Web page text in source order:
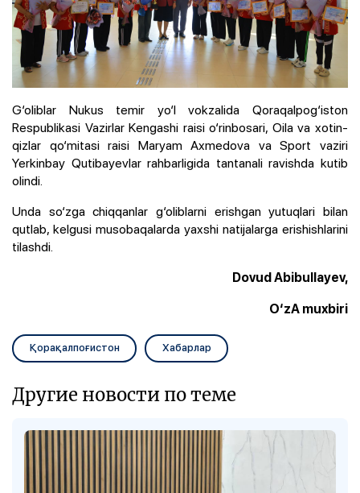
G‘oliblar Nukus temir yo‘l vokzalida Qoraqalpog‘iston
Respublikasi Vazirlar Kengashi raisi o‘rinbosari, Oila va xotin-
qizlar qo‘mitasi raisi Maryam Axmedova va Sport vaziri
Yerkinbay Qutibayevlar rahbarligida tantanali ravishda kutib
olindi.
Unda so‘zga chiqqanlar g‘oliblarni erishgan yutuqlari bilan
qutlab, kelgusi musobaqalarda yaxshi natijalarga erishishlarini
tilashdi.
Dovud Abibullayev,
O‘zA muxbiri
Қорақалпоғистон Хабарлар
Другие новости по теме